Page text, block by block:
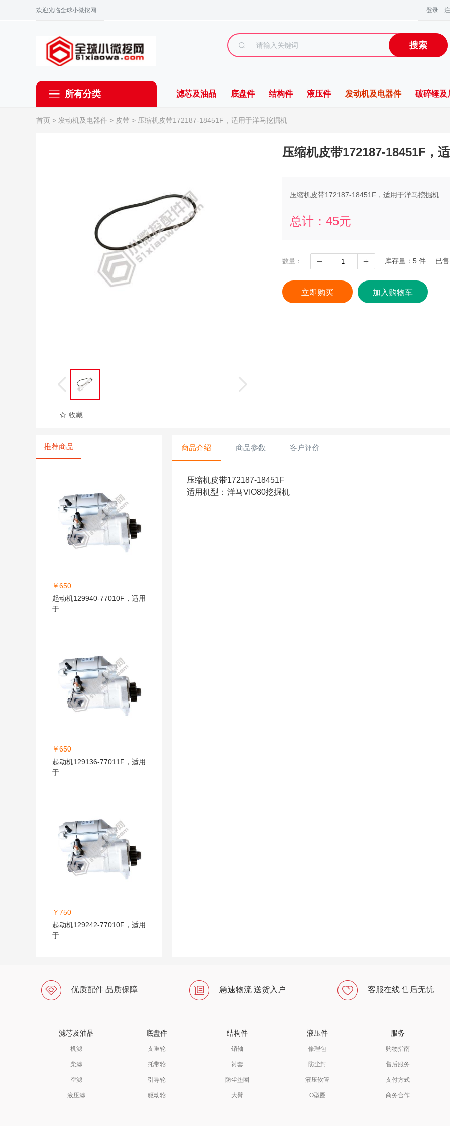
欢迎光临全球小微挖网 登录
搜索
所有分类 滤芯及油品 底盘件 结构件 液压件 发动机及电器件 破碎锤及
首页 > 发动机及电器件 > 皮带 > 压缩机皮带172187-18451F，适用于洋马挖掘机
收藏
压缩机皮带172187-18451F，
压缩机皮带172187-18451F，适用于洋马挖掘机
总计： 45元
数量： 库存量： 5 件 已售
立即购买 加入购物车
推荐商品
￥650
起动机129940-77010F，适用
于
￥650
起动机129136-77011F，适用
于
￥750
起动机129242-77010F，适用
于
商品介绍 商品参数 客户评价
压缩机皮带172187-18451F
适用机型：洋马VIO80挖掘机
优质配件 品质保障 急速物流 送货入户 客服在线 售后无忧
滤芯及油品
机滤
柴滤
空滤
液压滤
底盘件
支重轮
托带轮
引导轮
驱动轮
结构件
销轴
衬套
防尘垫圈
大臂
液压件
修理包
防尘封
液压软管
O型圈
服务
购物指南
售后服务
支付方式
商务合作